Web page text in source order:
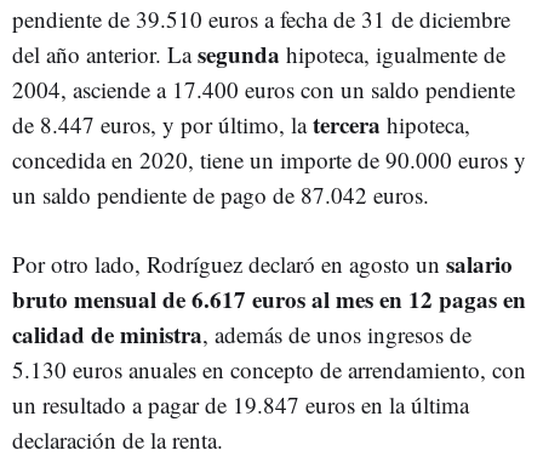
pendiente de 39.510 euros a fecha de 31 de diciembre
del año anterior. Lasegunda hipoteca, igualmente de
2004, asciende a 17.400 euros con un saldo pendiente
de 8.447 euros, y por último, latercera hipoteca,
concedida en 2020, tiene un importe de 90.000 euros y
un saldo pendiente de pago de 87.042 euros.
Por otro lado, Rodríguez declaró en agosto un salario
bruto mensual de 6.617 euros al mes en 12 pagas en
calidad de ministra, además de unos ingresos de
5.130 euros anuales en concepto de arrendamiento, con
un resultado a pagar de 19.847 euros en la última
declaración de la renta.